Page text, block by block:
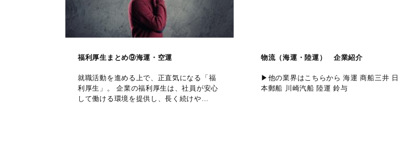
福利厚生まとめ⑨海運・空運
就職活動を進める上で、正直気になる「福
利厚生」。 企業の福利厚生は、社員が安心
して働ける環境を提供し、長く続けや…
物流（海運・陸運） 企業紹介
▶他の業界はこちらから 海運 商船三井 日
本郵船 川崎汽船 陸運 鈴与